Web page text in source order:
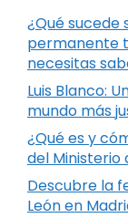
¿Qué sucede
permanente
necesitas
Luis Blanco:
mundo más
¿Qué es y
del Ministerio
Descubre la
León en